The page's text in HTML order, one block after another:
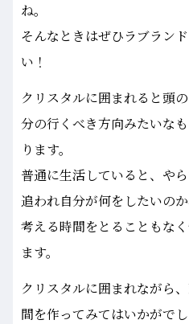
ね。
そんなときはぜひラブラン
い！
クリスタルに囲まれると頭
分の行くべき方向みたいな
ります。
普通に生活していると、や
追われ自分が何をしたいの
考える時間をとることもな
ます。
クリスタルに囲まれながら
間を作ってみてはいかがでし